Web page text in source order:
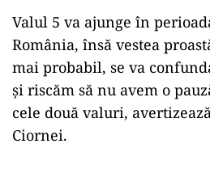
Valul 5 va ajunge în
România, însă vestea
mai probabil, se va
și riscăm să nu avem o
cele două valuri,
Ciornei.